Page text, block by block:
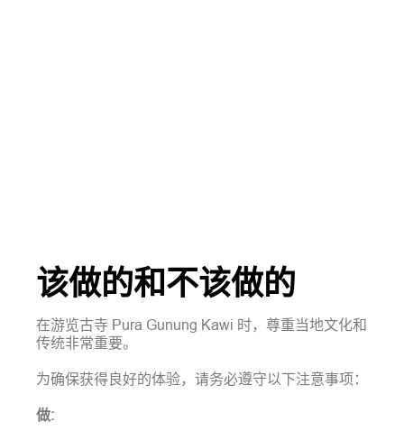
该做的和不该做的
在游览古寺 Pura Gunung Kawi 时，尊重当地文化和
传统非常重要。
为确保获得良好的体验，请务必遵守以下注意事项：
做: